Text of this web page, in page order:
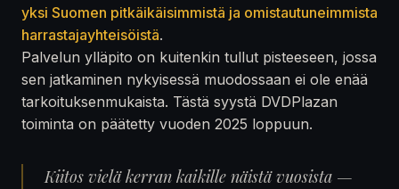
yksi Suomen pitkäikäisimmistä ja omistautuneimmista
harrastajayhteisöistä.
Palvelun ylläpito on kuitenkin tullut pisteeseen, jossa
sen jatkaminen nykyisessä muodossaan ei ole enää
tarkoituksenmukaista. Tästä syystä DVDPlazan
toiminta on päätetty vuoden 2025 loppuun.
Kiitos vielä kerran kaikille näistä vuosista —